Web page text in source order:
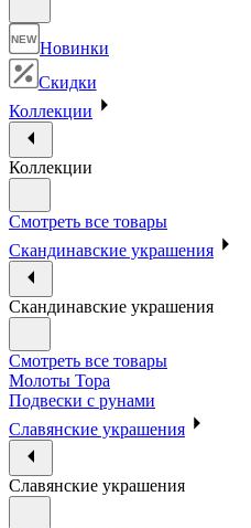
NEW Новинки
Скидки
Коллекции
Коллекции
Смотреть все товары
Скандинавские украшения
Скандинавские украшения
Смотреть все товары
Молоты Тора
Подвески с рунами
Славянские украшения
Славянские украшения